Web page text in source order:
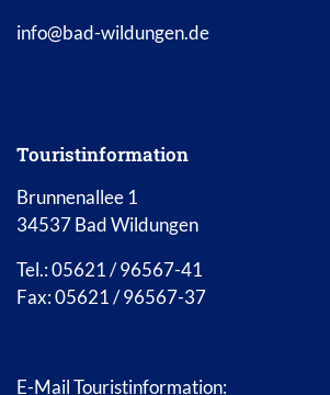
info@bad-wildungen.de
Touristinformation
Brunnenallee 1
34537 Bad Wildungen
Tel.: 05621 / 96567-41
Fax: 05621 / 96567-37
E-Mail Touristinformation: